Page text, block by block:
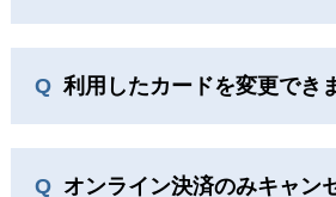
利用したカードを変更でき
オンライン決済のみキャン